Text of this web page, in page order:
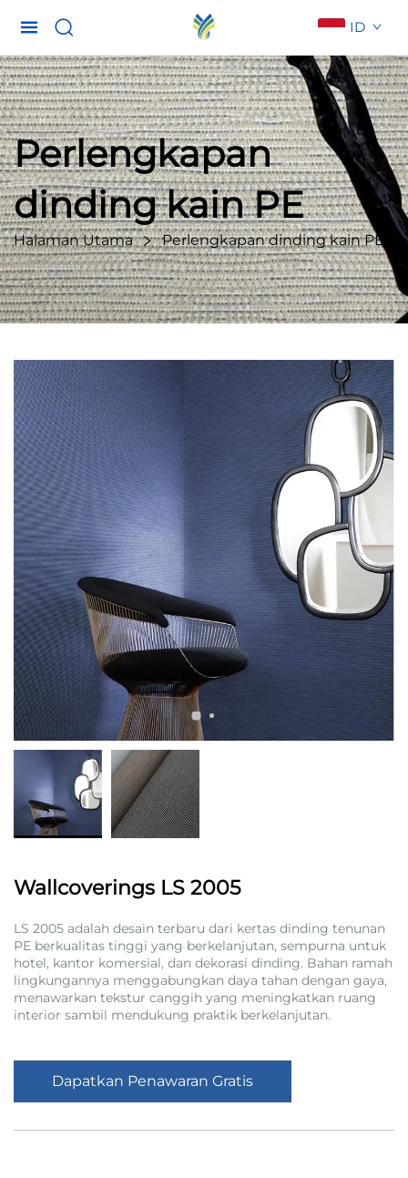
ID
Perlengkapan
dinding kain PE
Halaman Utama Perlengkapan dinding kain PE
Wallcoverings LS 2005
LS 2005 adalah desain terbaru dari kertas dinding tenunan
PE berkualitas tinggi yang berkelanjutan, sempurna untuk
hotel, kantor komersial, dan dekorasi dinding. Bahan ramah
lingkungannya menggabungkan daya tahan dengan gaya,
menawarkan tekstur canggih yang meningkatkan ruang
interior sambil mendukung praktik berkelanjutan.
Dapatkan Penawaran Gratis